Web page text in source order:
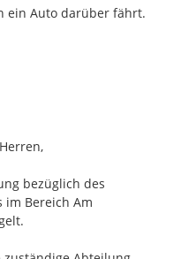
ein Auto darüber fährt.
bezüglich des
im Bereich Am